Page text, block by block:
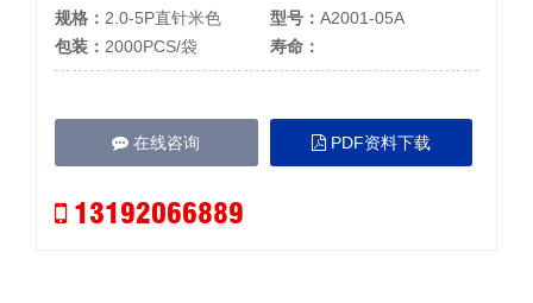
规格： 2.0-5P直针米色 型号： A2001-05A
包装： 2000PCS/袋 寿命：
在线咨询 PDF资料下载
13192066889